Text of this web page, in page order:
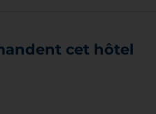
cet hôtel